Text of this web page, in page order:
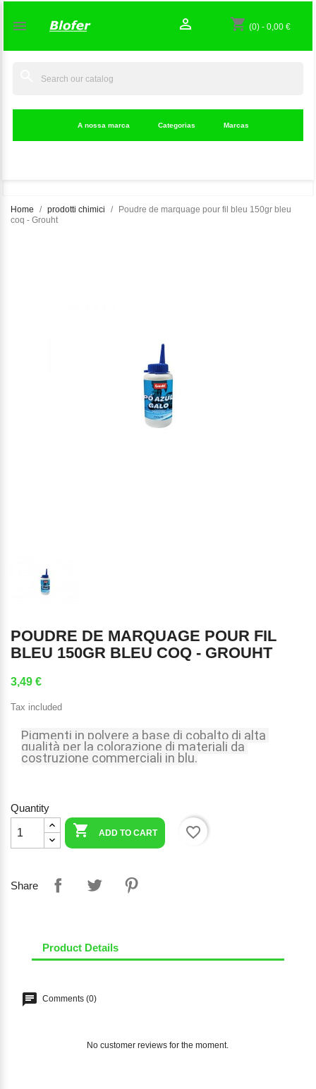
 shopping_cart (0) -0,00 €

A nossa marca Categorias Marcas
Home prodotti chimici
Poudre de marquage pour fil bleu 150gr bleu
coq - Grouht
POUDRE DE MARQUAGE POUR FIL
BLEU 150GR BLEU COQ - GROUHT
3,49 €
Tax included
Pigmenti in polvere a base di cobalto di alta
qualità per la colorazione di materiali da
costruzione commerciali in blu.
Quantity
 ADD TO CART favorite_border
Share
Product Details
Comments (0)
No customer reviews for the moment.